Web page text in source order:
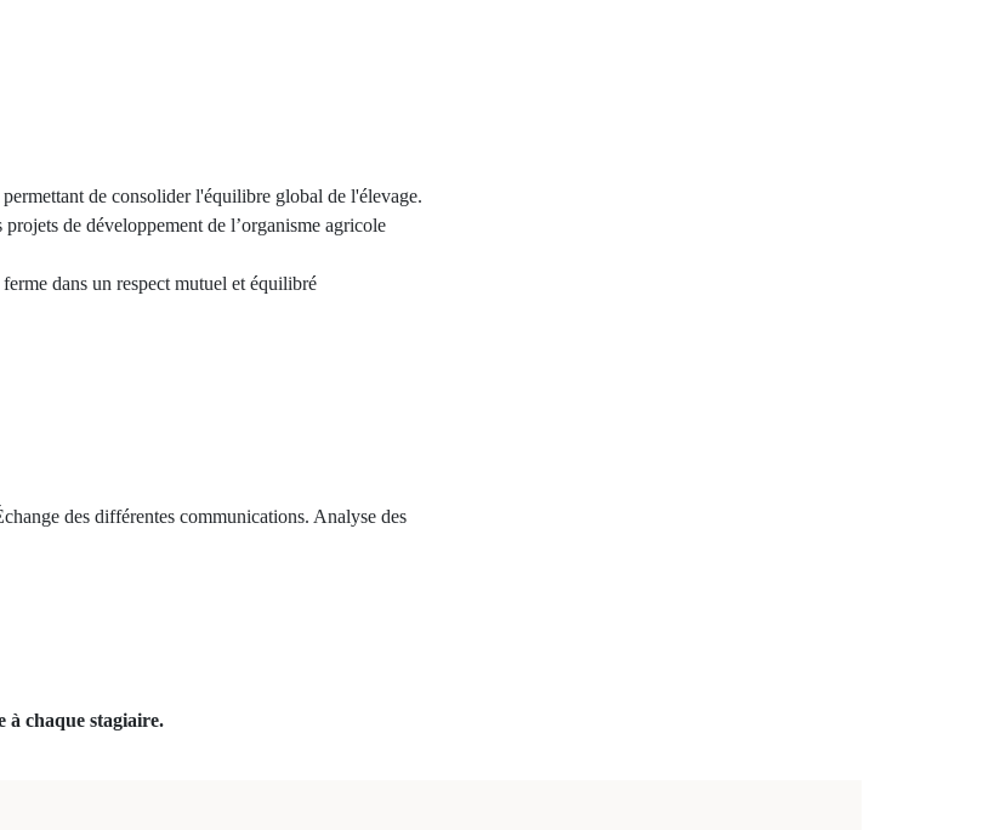
de consolider l'équilibre global de l'élevage.
de développement de l’organisme agricole
dans un respect mutuel et équilibré
des différentes communications. Analyse des
à chaque stagiaire.